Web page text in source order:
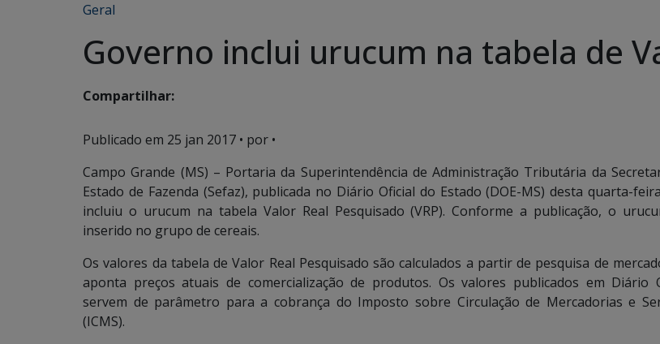
Geral
Governo inclui urucum na tabela de
Compartilhar:
Publicado em 25 jan 2017 • por •
Campo Grande (MS) – Portaria da Superintendência de Administração Tributária da
Estado de Fazenda (Sefaz), publicada no Diário Oficial do Estado (DOE-MS) desta quarta-
incluiu o urucum na tabela Valor Real Pesquisado (VRP). Conforme a publicação, o
inserido no grupo de cereais.
Os valores da tabela de Valor Real Pesquisado são calculados a partir de pesquisa de
aponta preços atuais de comercialização de produtos. Os valores publicados em Diário
servem de parâmetro para a cobrança do Imposto sobre Circulação de Mercadorias e
(ICMS).